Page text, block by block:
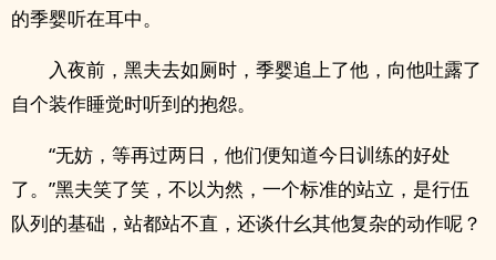
的季婴听在耳中。
入夜前，黑夫去如厕时，季婴追上了他，向他吐露了
自个装作睡觉时听到的抱怨。
“无妨，等再过两日，他们便知道今日训练的好处
了。”黑夫笑了笑，不以为然，一个标准的站立，是行伍
队列的基础，站都站不直，还谈什幺其他复杂的动作呢？